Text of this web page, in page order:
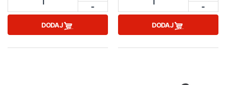
-
DODAJ
-
DODAJ